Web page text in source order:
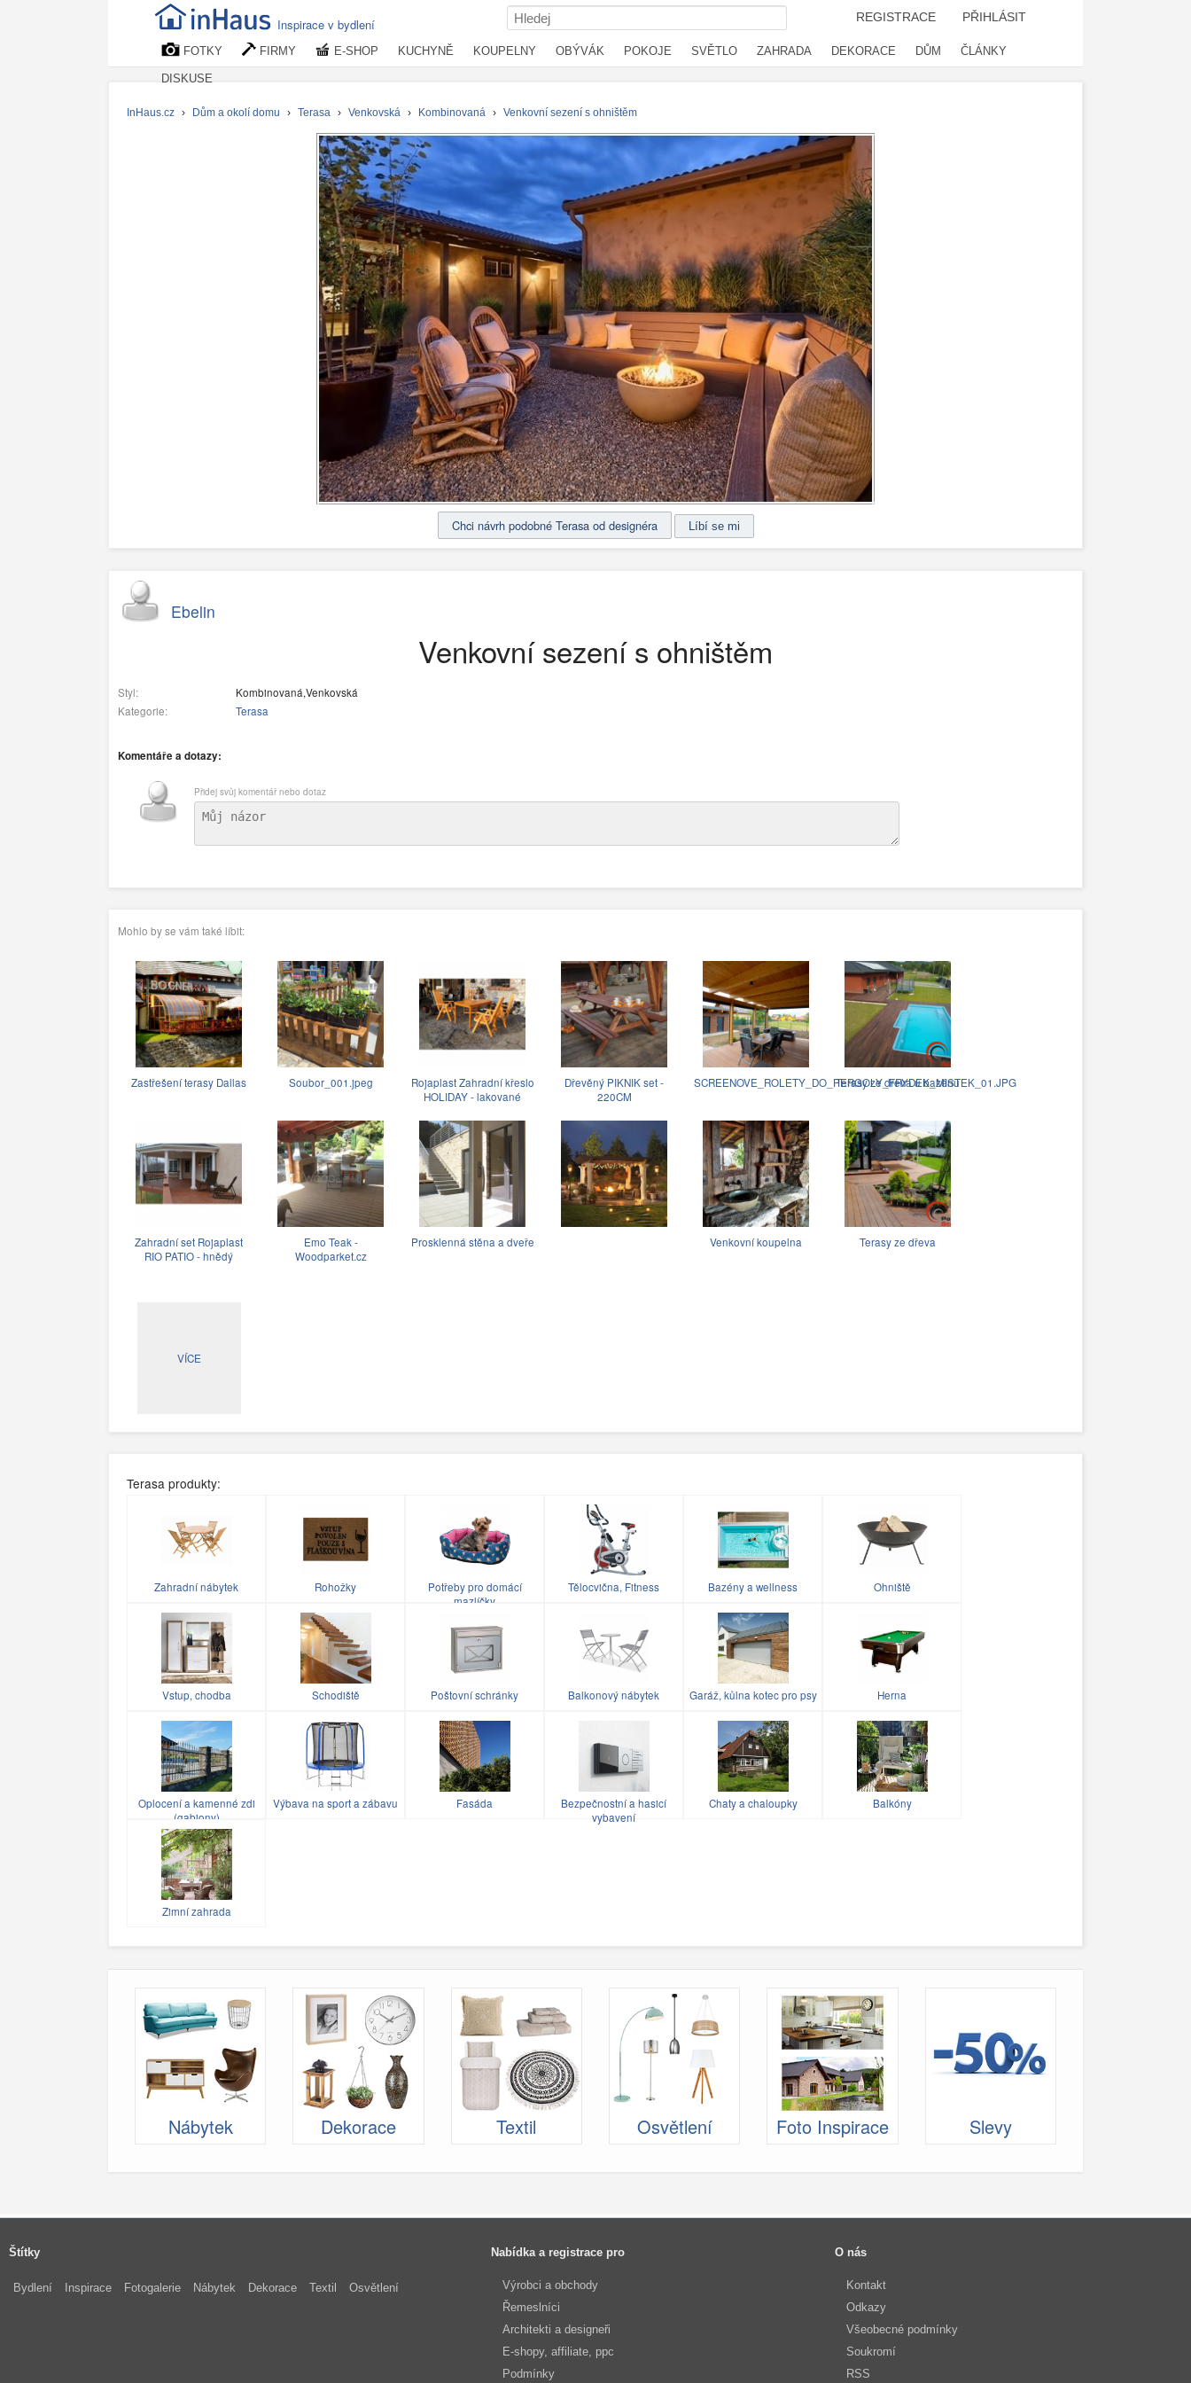
Inspirace v bydlení REGISTRACE PŘIHLÁSIT
FOTKY FIRMY E-SHOP KUCHYNĚ KOUPELNY OBÝVÁK POKOJE SVĚTLO ZAHRADA DEKORACE DŮM ČLÁNKY
DISKUSE
InHaus.cz › Dům a okolí domu › Terasa › Venkovská › Kombinovaná › Venkovní sezení s ohništěm
Chci návrh podobné Terasa od designéra
Ebelin
Venkovní sezení s ohništěm
Styl:
Kombinovaná,Venkovská
Kategorie:
Terasa
Komentáře a dotazy:
Přidej svůj komentář nebo dotaz
Mohlo by se vám také líbit:
Zastřešení terasy Dallas Soubor_001.jpeg
Rojaplast Zahradní křeslo
HOLIDAY - lakované
Dřevěný PIKNIK set -
220CM
SCREENOVE_ROLETY_DO_PERGOLY_FRYDEK_MISTEK_01.JPG
Terasy ze dřeva u bazénu
Zahradní set Rojaplast
RIO PATIO - hnědý
Emo Teak -
Woodparket.cz
Prosklenná stěna a dveře Venkovní koupelna Terasy ze dřeva
VÍCE
Terasa produkty:
Zahradní nábytek Rohožky
Potřeby pro domácí
mazlíčky
Tělocvična, Fitness Bazény a wellness Ohniště
Vstup, chodba Schodiště Poštovní schránky Balkonový nábytek Garáž, kůlna kotec pro psy Herna
Oplocení a kamenné zdi
(gabiony)
Výbava na sport a zábavu Fasáda
Bezpečnostní a hasicí
vybavení
Chaty a chaloupky Balkóny
Zimní zahrada
Nábytek Dekorace Textil Osvětlení Foto Inspirace Slevy
Štítky
Bydlení Inspirace Fotogalerie Nábytek Dekorace Textil Osvětlení
Nabídka a registrace pro
Výrobci a obchody
Řemeslníci
Architekti a designeři
E-shopy, affiliate, ppc
Podmínky
O nás
Kontakt
Odkazy
Všeobecné podmínky
Soukromí
RSS